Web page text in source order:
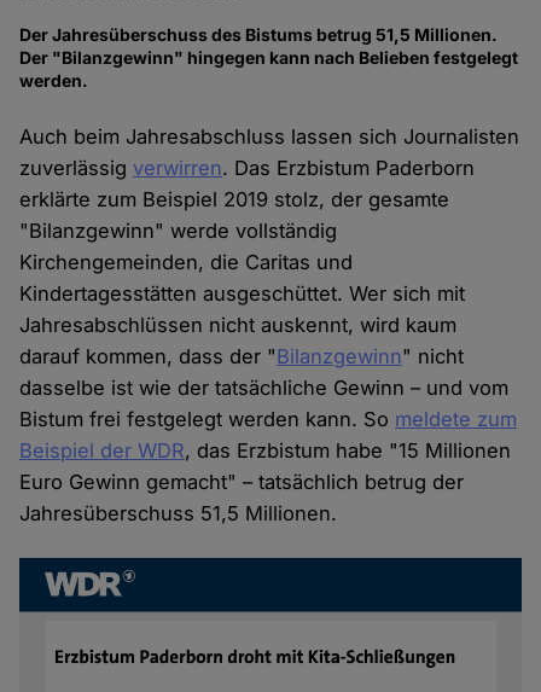
Der Jahresüberschuss des Bistums betrug 51,5 Millionen.
Der "Bilanzgewinn" hingegen kann nach Belieben festgelegt
werden.
Auch beim Jahresabschluss lassen sich Journalisten
zuverlässigverwirren. Das Erzbistum Paderborn
erklärte zum Beispiel 2019 stolz, der gesamte
"Bilanzgewinn" werde vollständig
Kirchengemeinden, die Caritas und
Kindertagesstätten ausgeschüttet. Wer sich mit
Jahresabschlüssen nicht auskennt, wird kaum
darauf kommen, dass der "Bilanzgewinn" nicht
dasselbe ist wie der tatsächliche Gewinn – und vom
Bistum frei festgelegt werden kann. So meldete zum
Beispiel der WDR, das Erzbistum habe "15 Millionen
Euro Gewinn gemacht" – tatsächlich betrug der
Jahresüberschuss 51,5 Millionen.